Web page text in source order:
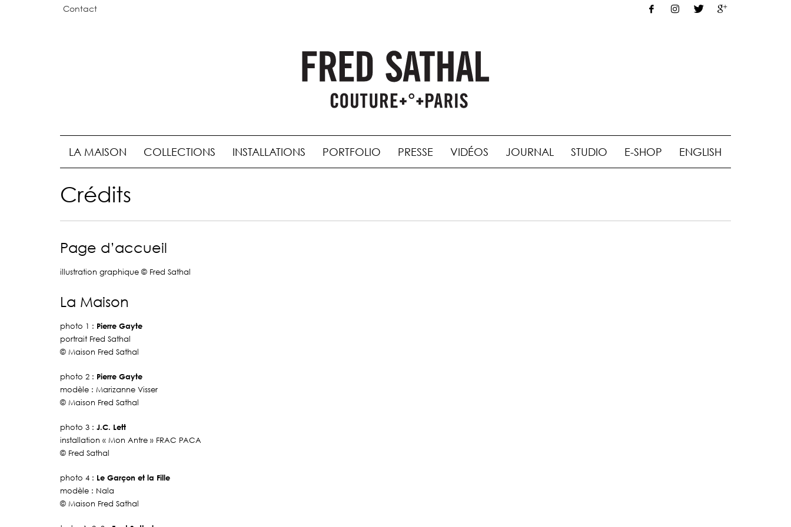
Contact
LA MAISON COLLECTIONS INSTALLATIONS PORTFOLIO PRESSE VIDÉOS JOURNAL STUDIO E-SHOP ENGLISH
Crédits
Page d’accueil
illustration graphique © Fred Sathal
La Maison
photo 1 : Pierre Gayte
portrait Fred Sathal
© Maison Fred Sathal
photo 2 : Pierre Gayte
modèle : Marizanne Visser
© Maison Fred Sathal
photo 3 : J.C. Lett
installation « Mon Antre » FRAC PACA
© Fred Sathal
photo 4 : Le Garçon et la Fille
modèle : Nala
© Maison Fred Sathal